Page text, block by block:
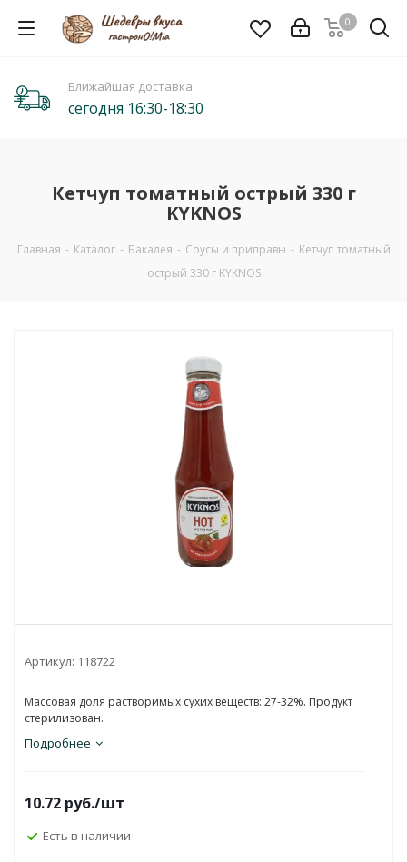
0
Ближайшая доставка
сегодня 16:30-18:30
Кетчуп томатный острый 330 г
KYKNOS
Главная - Каталог - Бакалея - Соусы и приправы - Кетчуп томатный
острый 330 г KYKNOS
Артикул: 118722
Массовая доля растворимых сухих веществ: 27-32%. Продукт
стерилизован.
Подробнее
10.72 руб./шт
Есть в наличии